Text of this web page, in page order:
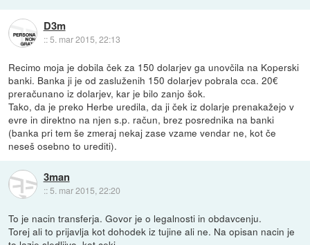
D3m
::5. mar 2015, 22:13
Recimo moja je dobila ček za 150 dolarjev ga unovčila na Koperski
banki. Banka ji je od zasluženih 150 dolarjev pobrala cca. 20€
preračunano iz dolarjev, kar je bilo zanjo šok.
Tako, da je preko Herbe uredila, da ji ček iz dolarje prenakažejo v
evre in direktno na njen s.p. račun, brez posrednika na banki
(banka pri tem še zmeraj nekaj zase vzame vendar ne, kot če
neseš osebno to urediti).
3man
:: 5. mar 2015, 22:20
To je nacin transferja. Govor je o legalnosti in obdavcenju.
Torej ali to prijavlja kot dohodek iz tujine ali ne. Na opisan nacin je